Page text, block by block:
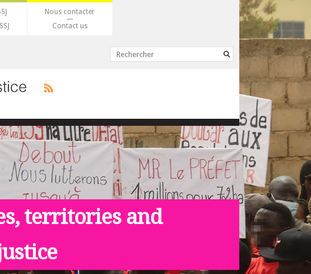
Nous contacter
Contact us
territories and